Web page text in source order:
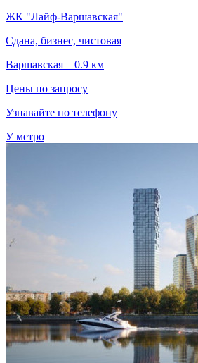
ЖК "Лайф-Варшавская"
Сдана, бизнес, чистовая
Варшавская – 0.9 км
Цены по запросу
Узнавайте по телефону
У метро